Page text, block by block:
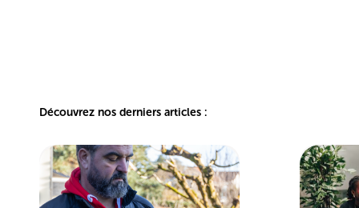
Découvrez nos derniers articles :